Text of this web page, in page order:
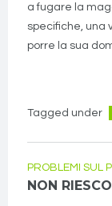
a fugare la
specifiche, una
porre la sua
Tagged under
PROBLEMI SUL
NON